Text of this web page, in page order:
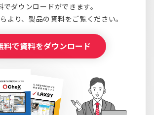
でダウンロードができます。
より、製品の資料をご覧ください。
料で資料をダウンロード